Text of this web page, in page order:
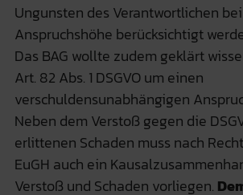
Ungunsten des Verantwortlichen
Anspruchshöhe berücksichtigt
Das BAG wollte zudem geklärt
Art. 82 Abs. 1 DSGVO um einen
verschuldensunabhängigen
Neben dem Verstoß gegen die
erlittenen Schaden muss nach
EuGH auch ein
Verstoß und Schaden vorliegen.